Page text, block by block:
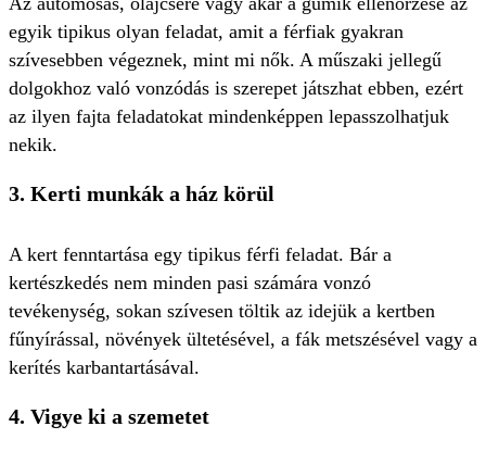
egyik tipikus olyan feladat, amit a férfiak gyakran
szívesebben végeznek, mint mi nők. A műszaki jellegű
dolgokhoz való vonzódás is szerepet játszhat ebben, ezért
az ilyen fajta feladatokat mindenképpen lepasszolhatjuk
nekik.
3. Kerti munkák a ház körül
A kert fenntartása egy tipikus férfi feladat. Bár a
kertészkedés nem minden pasi számára vonzó
tevékenység, sokan szívesen töltik az idejük a kertben
fűnyírással, növények ültetésével, a fák metszésével vagy a
kerítés karbantartásával.
4. Vigye ki a szemetet